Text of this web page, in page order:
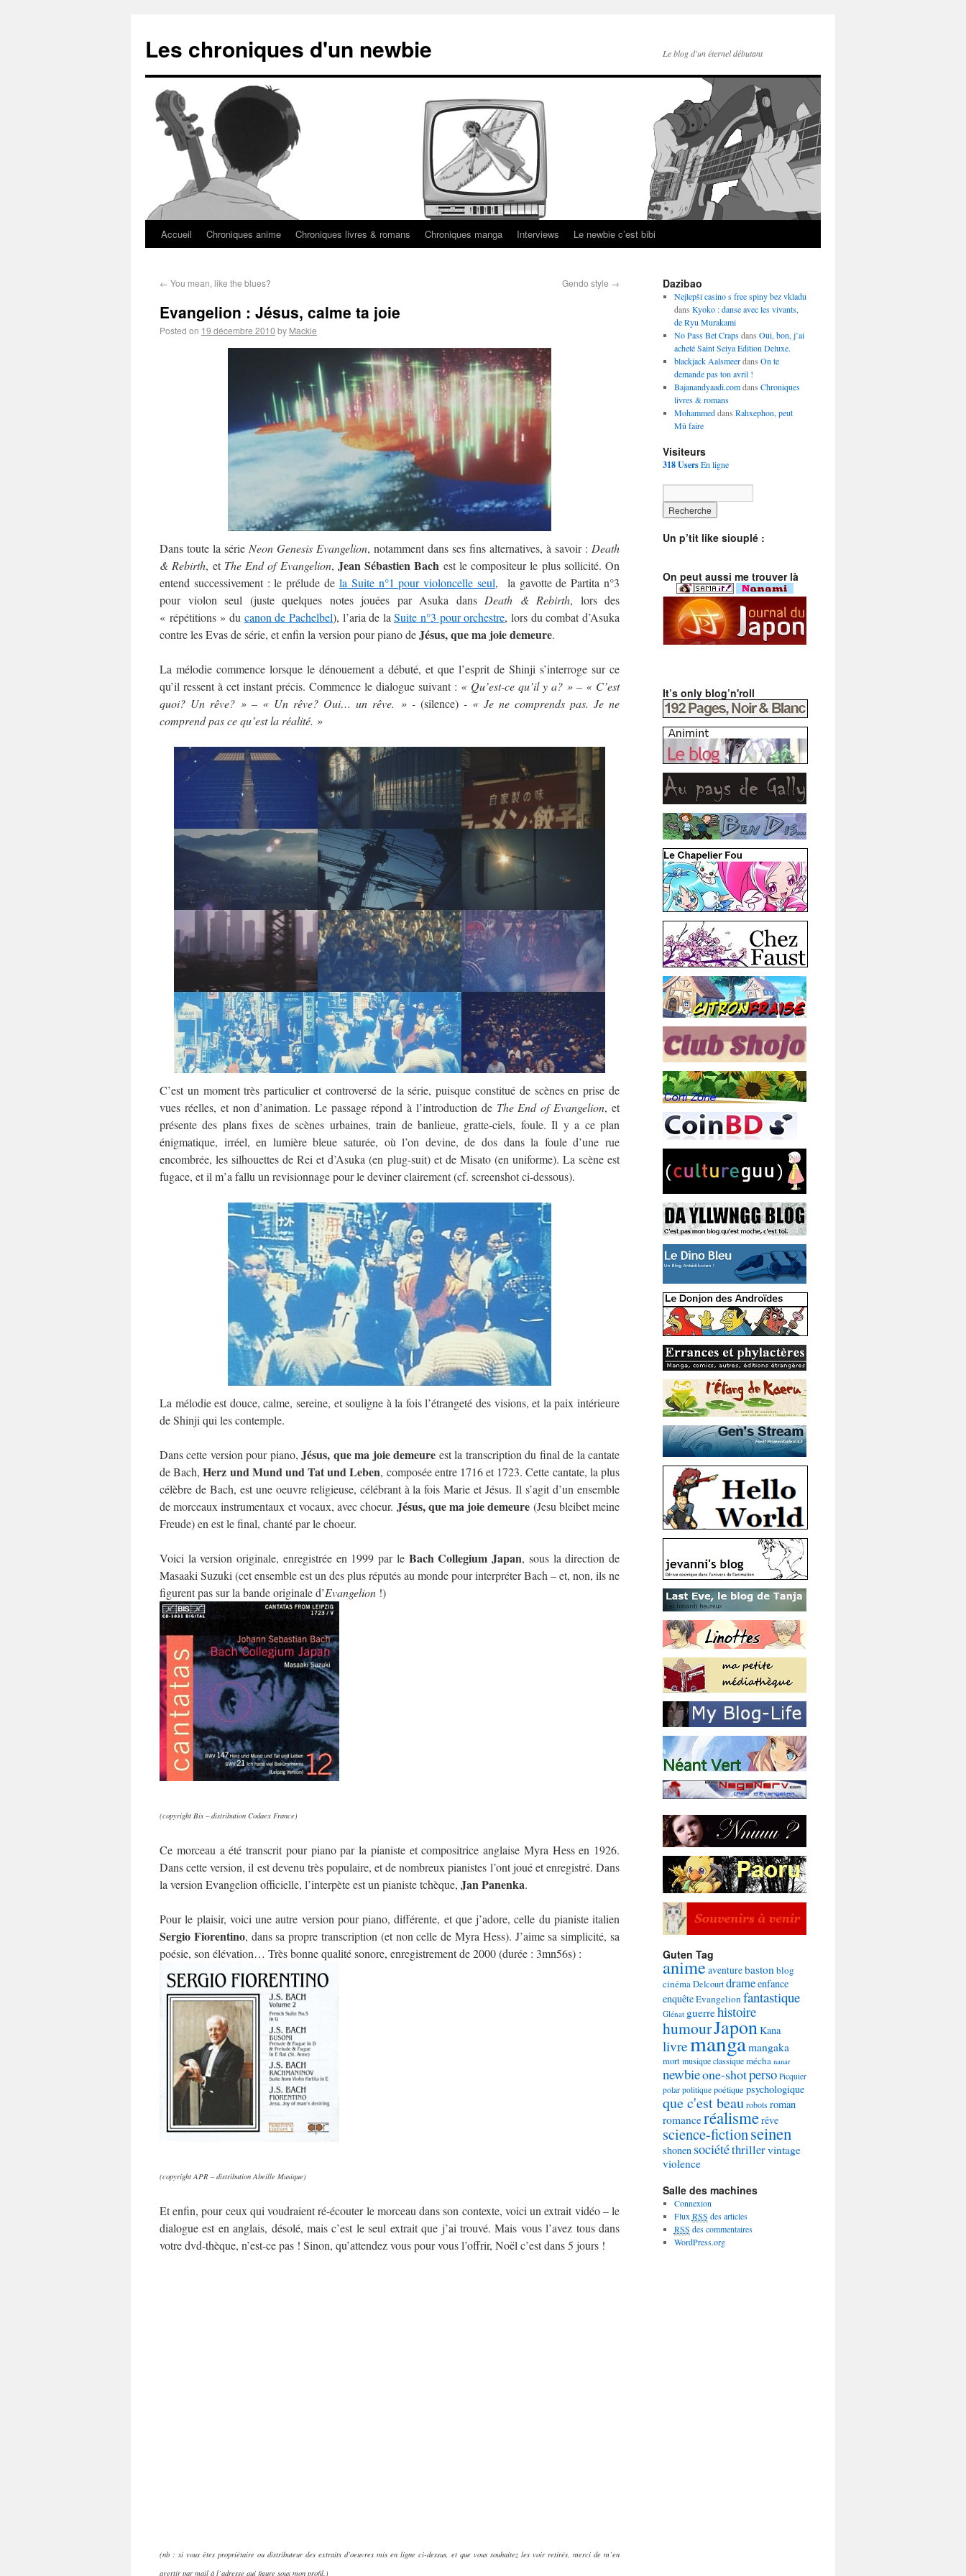
Les chroniques d'un newbie Le blog d'un éternel débutant
Accueil Chroniques anime Chroniques livres & romans Chroniques manga Interviews Le newbie c’est bibi
← You mean, like the blues? Gendo style →
Evangelion : Jésus, calme ta joie
Posted on 19 décembre 2010 by Mackie
Dans toute la série Neon Genesis Evangelion, notamment dans ses fins alternatives, à savoir : Death
& Rebirth, et The End of Evangelion, Jean Sébastien Bach est le compositeur le plus sollicité. On
entend successivement : le prélude de la Suite n°1 pour violoncelle seul, la gavotte de Partita n°3
pour violon seul (juste quelques notes jouées par Asuka dans Death & Rebirth, lors des
« répétitions » du canon de Pachelbel), l’aria de laSuite n°3 pour orchestre, lors du combat d’Asuka
contre les Evas de série, et enfin la version pour piano deJésus, que ma joie demeure.
La mélodie commence lorsque le dénouement a débuté, et que l’esprit de Shinji s’interroge sur ce
qu’il ressent à cet instant précis. Commence le dialogue suivant : « Qu’est-ce qu’il y a? » – « C’est
quoi? Un rêve? » – « Un rêve? Oui… un rêve. » -(silence) - « Je ne comprends pas. Je ne
comprend pas ce qu’est la réalité. »
C’est un moment très particulier et controversé de la série, puisque constitué de scènes en prise de
vues réelles, et non d’animation. Le passage répond à l’introduction de The End of Evangelion, et
présente des plans fixes de scènes urbaines, train de banlieue, gratte-ciels, foule. Il y a ce plan
énigmatique, irréel, en lumière bleue saturée, où l’on devine, de dos dans la foule d’une rue
encombrée, les silhouettes de Rei et d’Asuka (en plug-suit) et de Misato (en uniforme). La scène est
fugace, et il m’a fallu un revisionnage pour le deviner clairement (cf. screenshot ci-dessous).
La mélodie est douce, calme, sereine, et souligne à la fois l’étrangeté des visions, et la paix intérieure
de Shinji qui les contemple.
Dans cette version pour piano,Jésus, que ma joie demeure est la transcription du final de la cantate
de Bach,Herz und Mund und Tat und Leben, composée entre 1716 et 1723. Cette cantate, la plus
célèbre de Bach, est une oeuvre religieuse, célébrant à la fois Marie et Jésus. Il s’agit d’un ensemble
de morceaux instrumentaux et vocaux, avec choeur. Jésus, que ma joie demeure (Jesu bleibet meine
Freude) en est le final, chanté par le choeur.
Voici la version originale, enregistrée en 1999 par le Bach Collegium Japan, sous la direction de
Masaaki Suzuki (cet ensemble est un des plus réputés au monde pour interpréter Bach – et, non, ils ne
figurent pas sur la bande originale d’Evangelion !)
(copyright Bis – distribution Codaex France)
Ce morceau a été transcrit pour piano par la pianiste et compositrice anglaise Myra Hess en 1926.
Dans cette version, il est devenu très populaire, et de nombreux pianistes l’ont joué et enregistré. Dans
la version Evangelion officielle, l’interpète est un pianiste tchèque, Jan Panenka.
Pour le plaisir, voici une autre version pour piano, différente, et que j’adore, celle du pianiste italien
Sergio Fiorentino, dans sa propre transcription (et non celle de Myra Hess). J’aime sa simplicité, sa
poésie, son élévation… Très bonne qualité sonore, enregistrement de 2000 (durée : 3mn56s) :
(copyright APR – distribution Abeille Musique)
Et enfin, pour ceux qui voudraient ré-écouter le morceau dans son contexte, voici un extrait vidéo – le
dialogue est en anglais, désolé, mais c’est le seul extrait que j’ai trouvé. Mais vous l’avez tous dans
votre dvd-thèque, n’est-ce pas ! Sinon, qu’attendez vous pour vous l’offrir, Noël c’est dans 5 jours !
(nb : si vous êtes propriétaire ou distributeur des extraits d’oeuvres mis en ligne ci-dessus, et que vous souhaitez les voir retirés, merci de m’en
avertir par mail à l’adresse qui figure sous mon profil.)
Dazibao
Nejlepší casino s free spiny bez vkladu
dans Kyoko : danse avec les vivants,
de Ryu Murakami
No Pass Bet Crapsdans Oui, bon, j’ai
acheté Saint Seiya Edition Deluxe.
blackjack Aalsmeerdans On te
demande pas ton avril !
Bajanandyaadi.comdans Chroniques
livres & romans
Mohammeddans Rahxephon, peut
Mû faire
Visiteurs
318 UsersEn ligne
Un p’tit like siouplé :
On peut aussi me trouver là
It’s only blog’n'roll
Guten Tag
animeaventurebaston blog
cinémaDelcourtdrameenfance
enquêteEvangelion fantastique
Glénat guerrehistoire
humourJapon Kana
livremangamangaka
mortmusique classiquemécha nanar
newbieone-shotperso Picquier
polar politique poétique psychologique
que c'est beaurobotsroman
romanceréalismerêve
science-fictionseinen
shonen sociététhrillervintage
violence
Salle des machines
Connexion
Flux RSS des articles
RSS des commentaires
WordPress.org